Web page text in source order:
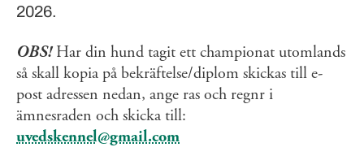
2026.
OBS!Har din hund tagit ett championat utomlands
så skall kopia på bekräftelse/diplom skickas till e-
post adressen nedan, ange ras och regnr i
ämnesraden och skicka till:
uvedskennel@gmail.com